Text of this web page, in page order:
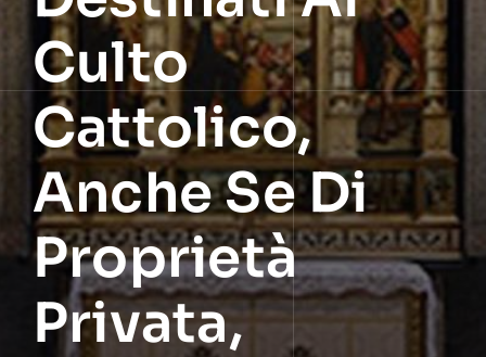
Culto
Cattolico,
Anche Se Di
Proprietà
Privata,